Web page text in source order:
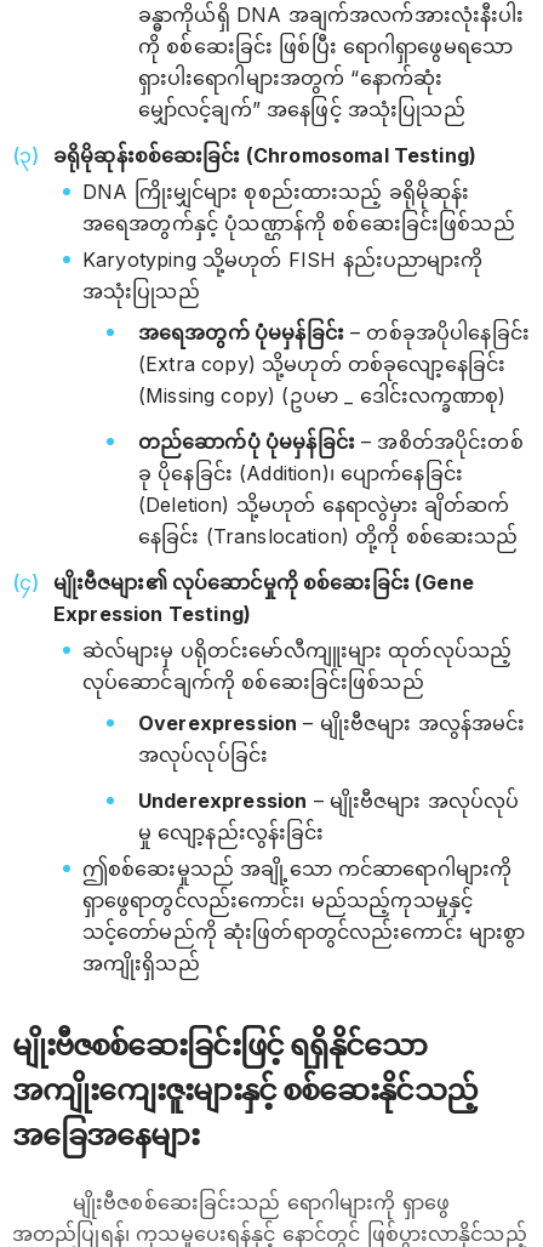
ခန္ဓာကိုယ်ရှိ DNA အချက်အလက်အားလုံးနီးပါး
ကို စစ်ဆေးခြင်း ဖြစ်ပြီး ရောဂါရှာဖွေမရသော
ရှားပါးရောဂါများအတွက် “နောက်ဆုံး
မျှော်လင့်ချက်” အနေဖြင့် အသုံးပြုသည်
ခရိုမိုဆုန်းစစ်ဆေးခြင်း (Chromosomal Testing)
DNA ကြိုးမျှင်များ စုစည်းထားသည့် ခရိုမိုဆုန်း
အရေအတွက်နှင့် ပုံသဏ္ဌာန်ကို စစ်ဆေးခြင်းဖြစ်သည်
Karyotyping သို့မဟုတ် FISH နည်းပညာများကို
အသုံးပြုသည်
အရေအတွက် ပုံမမှန်ခြင်း– တစ်ခုအပိုပါနေခြင်း
(Extra copy) သို့မဟုတ် တစ်ခုလျော့နေခြင်း
(Missing copy) (ဥပမာ _ ဒေါင်းလက္ခဏာစု)
တည်ဆောက်ပုံ ပုံမမှန်ခြင်း– အစိတ်အပိုင်းတစ်
ခု ပိုနေခြင်း (Addition)၊ ပျောက်နေခြင်း
(Deletion) သို့မဟုတ် နေရာလွဲမှား ချိတ်ဆက်
နေခြင်း (Translocation) တို့ကို စစ်ဆေးသည်
မျိုးဗီဇများ၏ လုပ်ဆောင်မှုကို စစ်ဆေးခြင်း (Gene
Expression Testing)
ဆဲလ်များမှ ပရိုတင်းမော်လီကျူးများ ထုတ်လုပ်သည့်
လုပ်ဆောင်ချက်ကို စစ်ဆေးခြင်းဖြစ်သည်
Overexpression – မျိုးဗီဇများ အလွန်အမင်း
အလုပ်လုပ်ခြင်း
Underexpression – မျိုးဗီဇများ အလုပ်လုပ်
မှု လျော့နည်းလွန်းခြင်း
ဤစစ်ဆေးမှုသည် အချို့သော ကင်ဆာရောဂါများကို
ရှာဖွေရာတွင်လည်းကောင်း၊ မည်သည့်ကုသမှုနှင့်
သင့်တော်မည်ကို ဆုံးဖြတ်ရာတွင်လည်းကောင်း များစွာ
အကျိုးရှိသည်
မျိုးဗီဇစစ်ဆေးခြင်းဖြင့် ရရှိနိုင်သော
အကျိုးကျေးဇူးများနှင့် စစ်ဆေးနိုင်သည့်
အခြေအနေများ
မျိုးဗီဇစစ်ဆေးခြင်းသည် ရောဂါများကို ရှာဖွေ
အတည်ပြုရန်၊ ကုသမှုပေးရန်နှင့် နောင်တွင် ဖြစ်ပွားလာနိုင်သည့်